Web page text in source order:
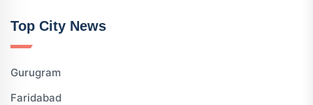
Top City News
Gurugram
Faridabad